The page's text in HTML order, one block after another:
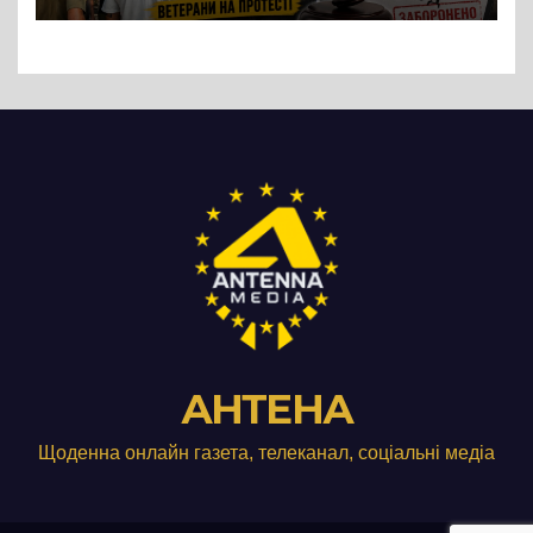
Три», що займається
АНТЕНА
Щоденна онлайн газета, телеканал, соціальні медіа